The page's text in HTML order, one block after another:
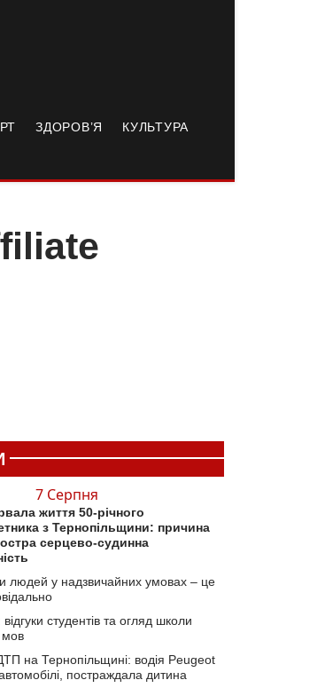
ЗДОРОВ’Я КУЛЬТУРА
7 Серпня
життя 50-річного
з Тернопільщини: причина
серцево-судинна
людей у надзвичайних умовах – це
студентів та огляд школи
мов
на Тернопільщині: водія Peugeot
постраждала дитина